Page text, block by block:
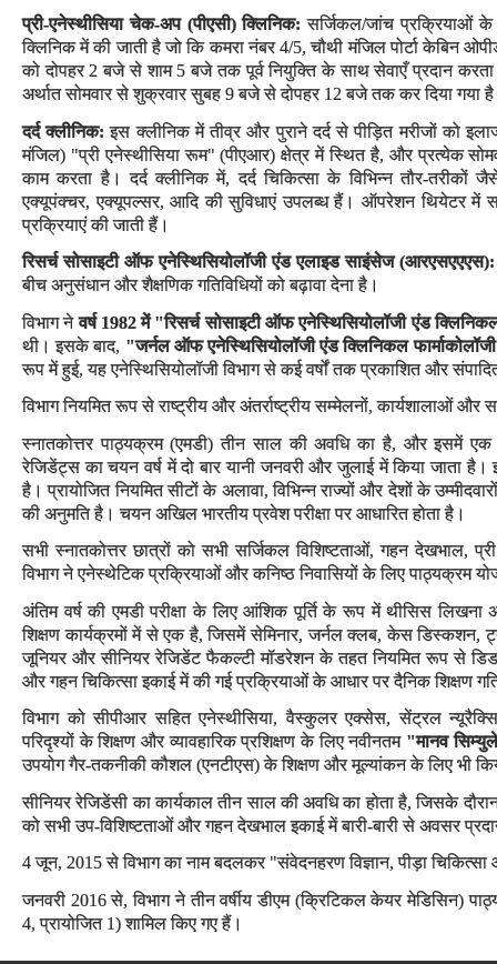
प्री-एनेस्थीसिया चेक-अप (पीएसी) क्लिनिक: सर्जिकल/जांच प्रक्रियाओं के
क्लिनिक में की जाती है जो कि कमरा नंबर 4/5, चौथी मंजिल पोर्टा केबिन
को दोपहर 2 बजे से शाम 5 बजे तक पूर्व नियुक्ति के साथ सेवाएँ प्रदान
अर्थात सोमवार से शुक्रवार सुबह 9 बजे से दोपहर 12 बजे तक कर दिया गया
दर्द क्लीनिक: इस क्लीनिक में तीव्र और पुराने दर्द से पीड़ित मरीजों को
मंजिल) "प्री एनेस्थीसिया रूम" (पीएआर) क्षेत्र में स्थित है, और प्रत्येक
काम करता है। दर्द क्लीनिक में, दर्द चिकित्सा के विभिन्न तौर-तरीकों
एक्यूपंक्चर, एक्यूपल्सर, आदि की सुविधाएं उपलब्ध हैं। ऑपरेशन थियेटर में
प्रक्रियाएं की जाती हैं।
रिसर्च सोसाइटी ऑफ एनेस्थिसियोलॉजी एंड एलाइड साइंसेज (आरएसएएएस):
बीच अनुसंधान और शैक्षणिक गतिविधियों को बढ़ावा देना है।
विभाग नेवर्ष 1982 में "रिसर्च सोसाइटी ऑफ एनेस्थिसियोलॉजी एंड क्लिनिकल
थी। इसके बाद, "जर्नल ऑफ एनेस्थिसियोलॉजी एंड क्लिनिकल
रूप में हुई, यह एनेस्थिसियोलॉजी विभाग से कई वर्षों तक प्रकाशित और
विभाग नियमित रूप से राष्ट्रीय और अंतर्राष्ट्रीय सम्मेलनों, कार्यशालाओं और
स्नातकोत्तर पाठ्यक्रम (एमडी) तीन साल की अवधि का है, और इसमें
रेजिडेंट्स का चयन वर्ष में दो बार यानी जनवरी और जुलाई में किया जाता है।
है। प्रायोजित नियमित सीटों के अलावा, विभिन्न राज्यों और देशों के
की अनुमति है। चयन अखिल भारतीय प्रवेश परीक्षा पर आधारित होता है।
सभी स्नातकोत्तर छात्रों को सभी सर्जिकल विशिष्टताओं, गहन देखभाल,
विभाग ने एनेस्थेटिक प्रक्रियाओं और कनिष्ठ निवासियों के लिए पाठ्यक्रम
अंतिम वर्ष की एमडी परीक्षा के लिए आंशिक पूर्ति के रूप में थीसिस लिखना
शिक्षण कार्यक्रमों में से एक है, जिसमें सेमिनार, जर्नल क्लब, केस डिस्कशन,
जूनियर और सीनियर रेजिडेंट फैकल्टी मॉडरेशन के तहत नियमित रूप से
और गहन चिकित्सा इकाई में की गई प्रक्रियाओं के आधार पर दैनिक शिक्षण
विभाग को सीपीआर सहित एनेस्थीसिया, वैस्कुलर एक्सेस, सेंट्रल
परिदृश्यों के शिक्षण और व्यावहारिक प्रशिक्षण के लिए नवीनतम"मानव
उपयोग गैर-तकनीकी कौशल (एनटीएस) के शिक्षण और मूल्यांकन के लिए भी
सीनियर रेजिडेंसी का कार्यकाल तीन साल की अवधि का होता है, जिसके
को सभी उप-विशिष्टताओं और गहन देखभाल इकाई में बारी-बारी से अवसर
4 जून, 2015 से विभाग का नाम बदलकर "संवेदनहरण विज्ञान, पीड़ा चिकित्सा
जनवरी 2016 से, विभाग ने तीन वर्षीय डीएम (क्रिटिकल केयर मेडिसिन)
4, प्रायोजित 1) शामिल किए गए हैं।